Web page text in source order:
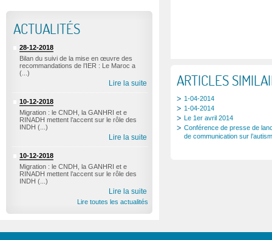
ACTUALITÉS
28-12-2018
Bilan du suivi de la mise en œuvre des
recommandations de l’IER : Le Maroc a
(...)
Lire la suite
10-12-2018
Migration : le CNDH, la GANHRI et e
RINADH mettent l’accent sur le rôle des
INDH (...)
Lire la suite
10-12-2018
Migration : le CNDH, la GANHRI et e
RINADH mettent l’accent sur le rôle des
INDH (...)
Lire la suite
Lire toutes les actualités
ARTICLES
1-04-2014
1-04-2014
Le 1er avril 2014
Conférence de presse de
de communication sur